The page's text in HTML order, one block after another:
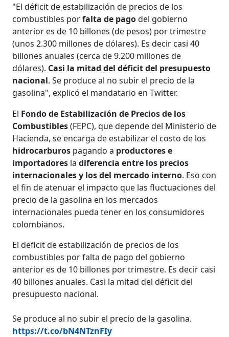
"El déficit de estabilización de precios de los
combustibles porfalta de pagodel gobierno
anterior es de 10 billones (de pesos) por trimestre
(unos 2.300 millones de dólares). Es decir casi 40
billones anuales (cerca de 9.200 millones de
dólares). Casi la mitad del déficit del presupuesto
nacional. Se produce al no subir el precio de la
gasolina", explicó el mandatario en Twitter.
El Fondo de Estabilización de Precios de los
Combustibles(FEPC), que depende del Ministerio de
Hacienda, se encarga de estabilizar el costo de los
hidrocarburos pagando a productores e
importadores ladiferencia entre los precios
internacionales y los del mercado interno. Eso con
el fin de atenuar el impacto que las fluctuaciones del
precio de la gasolina en los mercados
internacionales pueda tener en los consumidores
colombianos.
El deficit de estabilización de precios de los
combustibles por falta de pago del gobierno
anterior es de 10 billones por trimestre. Es decir casi
40 billones anuales. Casi la mitad del déficit del
presupuesto nacional.
Se produce al no subir el precio de la gasolina.
https://t.co/bN4NTznFIy